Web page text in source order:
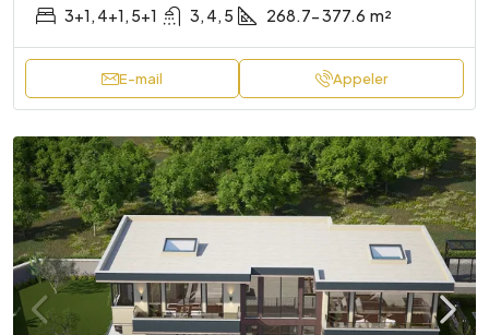
3+1, 4+1, 5+1 3, 4, 5 268.7- 377.6 m²
E-mail Appeler